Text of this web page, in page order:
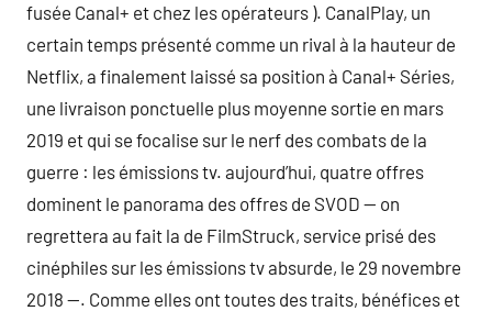
fusée Canal+ et chez les opérateurs ). CanalPlay, un
certain temps présenté comme un rival à la hauteur de
Netflix, a finalement laissé sa position à Canal+ Séries,
une livraison ponctuelle plus moyenne sortie en mars
2019 et qui se focalise sur le nerf des combats de la
guerre : les émissions tv. aujourd’hui, quatre offres
dominent le panorama des offres de SVOD — on
regrettera au fait la de FilmStruck, service prisé des
cinéphiles sur les émissions tv absurde, le 29 novembre
2018 —. Comme elles ont toutes des traits, bénéfices et